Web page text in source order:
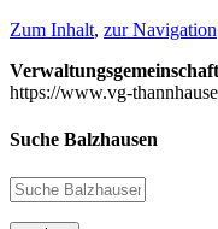
Zum Inhalt, zur Navigation
https://www.vg-
Suche Balzhausen